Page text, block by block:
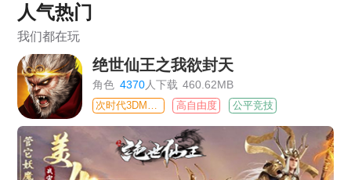
人气热门
我们都在玩
绝世仙王之我欲封天
角色 4370人下载 460.62MB
高自由度 公平竞技